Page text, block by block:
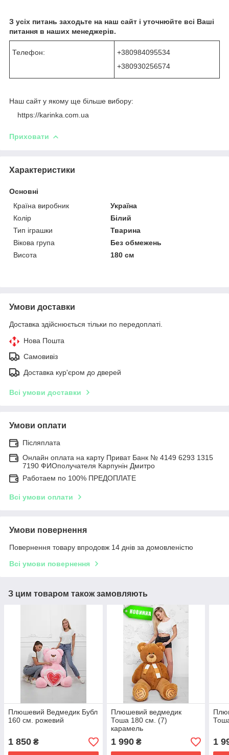
З усіх питань заходьте на наш сайт і уточнюйте всі Ваші
питання в наших менеджерів.
Телефон:
+380984095534
+380930256574
Наш сайт у якому ще більше вибору:
https://karinka.com.ua
Приховати
Характеристики
Основні
Країна виробник
Україна
Колір
Білий
Тип іграшки
Тварина
Вікова група
Без обмежень
Висота
180 см
Умови доставки
Доставка здійснюється тільки по передоплаті.
Нова Пошта
Самовивіз
Доставка кур'єром до дверей
Всі умови доставки
Умови оплати
Післяплата
Онлайн оплата на карту Приват Банк № 4149 6293 1315
7190 ФИОполучателя Карпунін Дмитро
Работаем по 100% ПРЕДОПЛАТЕ
Всі умови оплати
Умови повернення
Повернення товару впродовж 14 днів за домовленістю
Всі умови повернення
З цим товаром також замовляють
Плюшевий Ведмедик Бубл
160 см. рожевий
1 850 ₴
Плюшевий ведмедик
Тоша 180 см. (7)
карамель
1 990₴ 1